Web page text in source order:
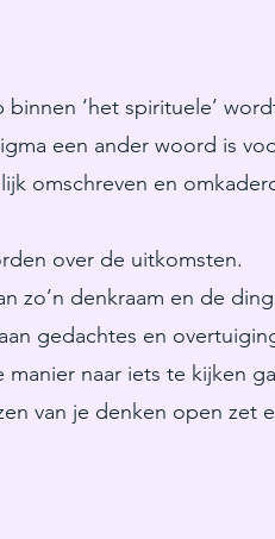
‘het spirituele’
een ander woord is
omschreven en
over de uitkomsten.
zo’n denkraam en de
gedachtes en
naar iets te kijken
van je denken open zet